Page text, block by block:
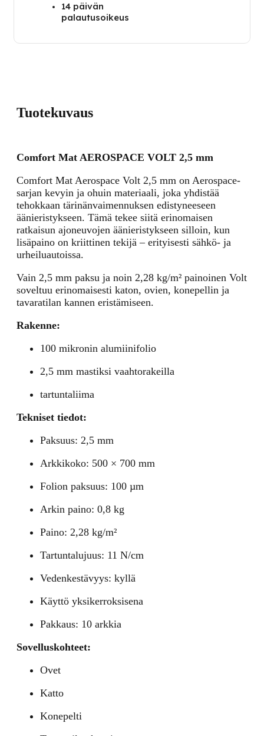
14 päivän
palautusoikeus
Tuotekuvaus
Comfort Mat AEROSPACE VOLT 2,5 mm
Comfort Mat Aerospace Volt 2,5 mm on Aerospace-
sarjan kevyin ja ohuin materiaali, joka yhdistää
tehokkaan tärinänvaimennuksen edistyneeseen
äänieristykseen. Tämä tekee siitä erinomaisen
ratkaisun ajoneuvojen äänieristykseen silloin, kun
lisäpaino on kriittinen tekijä – erityisesti sähkö- ja
urheiluautoissa.
Vain 2,5 mm paksu ja noin 2,28 kg/m² painoinen Volt
soveltuu erinomaisesti katon, ovien, konepellin ja
tavaratilan kannen eristämiseen.
Rakenne:
100 mikronin alumiinifolio
2,5 mm mastiksi vaahtorakeilla
tartuntaliima
Tekniset tiedot:
Paksuus: 2,5 mm
Arkkikoko: 500 × 700 mm
Folion paksuus: 100 µm
Arkin paino: 0,8 kg
Paino: 2,28 kg/m²
Tartuntalujuus: 11 N/cm
Vedenkestävyys: kyllä
Käyttö yksikerroksisena
Pakkaus: 10 arkkia
Sovelluskohteet:
Ovet
Katto
Konepelti